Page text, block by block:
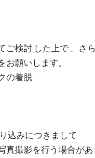
検討 した上で 、さ
願いします。
の着脱
込みにつきまして
真撮影を行う場合があ